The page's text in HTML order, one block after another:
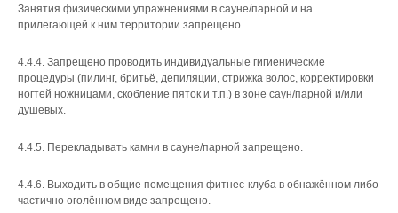
Занятия физическими упражнениями в сауне/парной и на
прилегающей к ним территории запрещено.
4.4.4. Запрещено проводить индивидуальные гигиенические
процедуры (пилинг, бритьё, депиляции, стрижка волос, корректировки
ногтей ножницами, скобление пяток и т.п.) в зоне саун/парной и/или
душевых.
4.4.5. Перекладывать камни в сауне/парной запрещено.
4.4.6. Выходить в общие помещения фитнес-клуба в обнажённом либо
частично оголённом виде запрещено.